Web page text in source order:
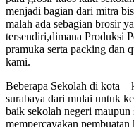
menjadi bagian dari mitra
malah ada sebagian brosir
tersendiri,dimana Produksi
pramuka serta packing dan
kami.
Beberapa Sekolah di kota
surabaya dari mulai untuk
baik sekolah negeri
mempercayakan